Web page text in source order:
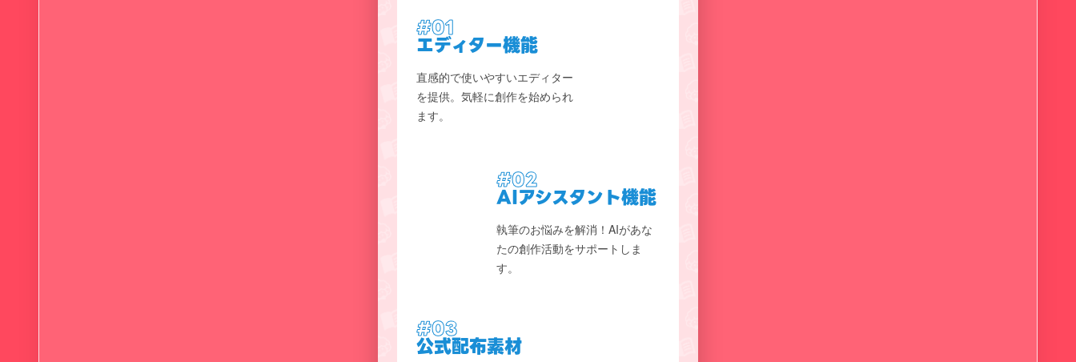
#01
エディター機能
直感的で使いやすいエディター
を提供。気軽に創作を始められ
ます。
#02
AIアシスタント機能
執筆のお悩みを解消！AIがあな
たの創作活動をサポートしま
す。
#03
公式配布素材